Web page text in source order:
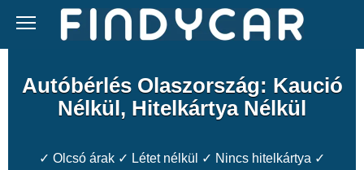
content
Autóbérlés Olaszország: Kaució
Nélkül, Hitelkártya Nélkül
✓ Olcsó árak ✓ Létet nélkül ✓ Nincs hitelkártya ✓